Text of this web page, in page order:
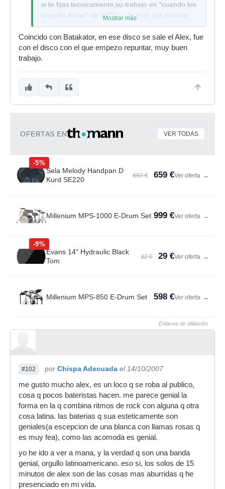
si te fijas tecnicamente,su trabajo en "cuando los
angeles lloran" de 1995, esta muy por encima.
Mostrar más
Coincido con Batakator, en ese disco se sale el Alex, fue
con el disco con el que empezo repuntar, muy buen
trabajo.
OFERTAS EN VER TODAS
-5%
Sela Melody Handpan D
Kurd SE220
697 € 659 €Ver oferta →
Millenium MPS-1000 E-Drum Set 999 €Ver oferta →
-9%
Evans 14" Hydraulic Black
Tom
32 € 29 €Ver oferta →
Millenium MPS-850 E-Drum Set 598 €Ver oferta →
Enlaces de afiliación
#102 por Chispa Adecuada el 14/10/2007
me gusto mucho alex, es un loco q se roba al publico,
cosa q pocos bateristas hacen. me parece genial la
forma en la q combina ritmos de rock con alguna q otra
cosa latina. las baterias q sua esteticamente son
geniales(a escepcion de una blanca con llamas rosas q
es muy fea), como las acomoda es genial.
yo he ido a ver a mana, y la verdad q son una banda
genial, orgullo latinoamericano. eso si, los solos de 15
minutos de alex son de las cosas mas aburridas q he
presenciado en mi vida.